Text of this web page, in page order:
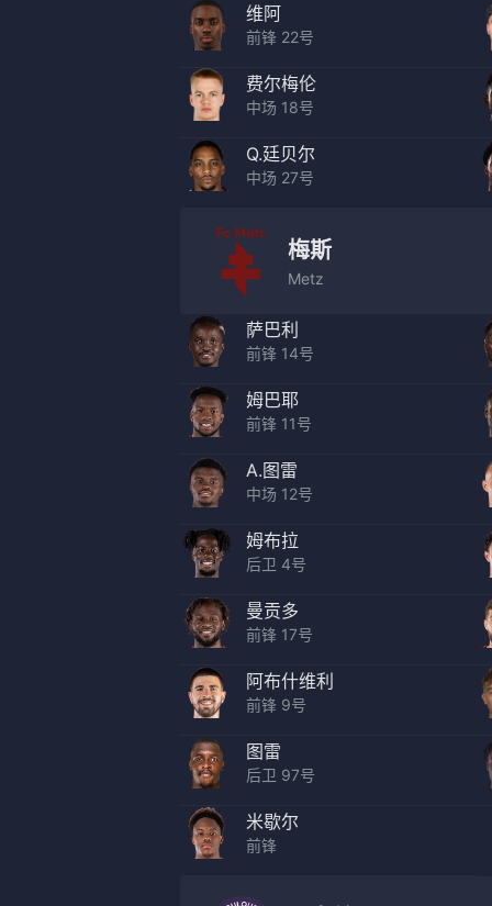
维阿
前锋 22号
费尔梅伦
中场 18号
Q.廷贝尔
中场 27号
梅斯
Metz
萨巴利
前锋 14号
姆巴耶
前锋 11号
A.图雷
中场 12号
姆布拉
后卫 4号
曼贡多
前锋 17号
阿布什维利
前锋 9号
图雷
后卫 97号
米歇尔
前锋